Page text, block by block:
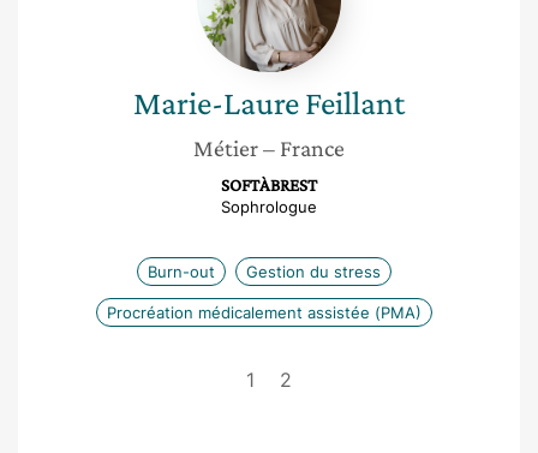
Marie-LaureFeillant
Métier– France
SOFTÀBREST
Sophrologue
Burn-out Gestion du stress
Procréation médicalement assistée (PMA)
1 2